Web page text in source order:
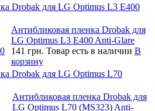
Drobak для LG Optimus L3 E400
Антибликовая пленка Drobak для
LG Optimus L3 E400 Anti-Glare
141 грн. Товар есть в наличии В
корзину
Drobak для LG Optimus L70
Антибликовая пленка Drobak для
LG Optimus L70 (MS323) Anti-